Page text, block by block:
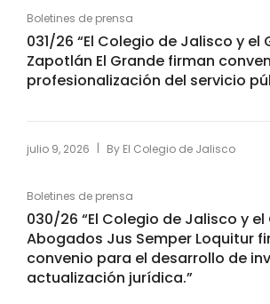
Boletines de prensa
031/26 “El Colegio de Jalisco y el
Zapotlán El Grande firman
profesionalización del servicio
julio 9, 2026 | By El Colegio de Jalisco
Boletines de prensa
030/26 “El Colegio de Jalisco y
Abogados Jus Semper Loquitur
convenio para el desarrollo de
actualización jurídica.”